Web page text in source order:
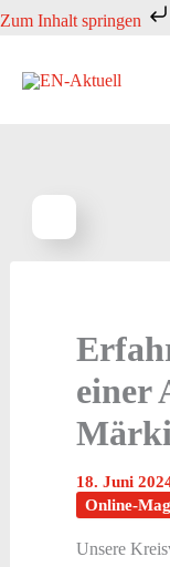
Zum Inhalt springen
Zum
springen
einer
18. Juni
Online-
Unsere